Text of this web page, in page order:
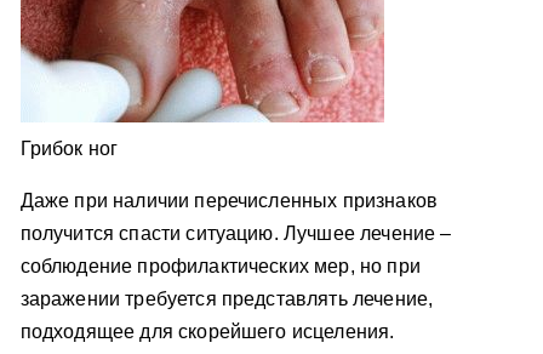
Грибок ног
Даже при наличии перечисленных признаков
получится спасти ситуацию. Лучшее лечение –
соблюдение профилактических мер, но при
заражении требуется представлять лечение,
подходящее для скорейшего исцеления.